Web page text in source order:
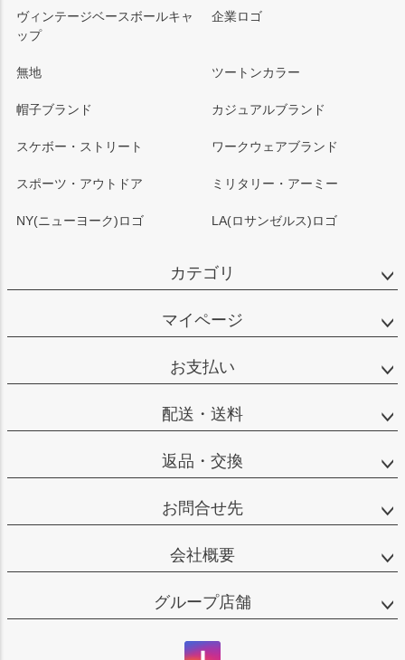
ヴィンテージベースボールキャ
ップ
企業ロゴ
無地 ツートンカラー
帽子ブランド カジュアルブランド
スケボー・ストリート ワークウェアブランド
スポーツ・アウトドア ミリタリー・アーミー
NY(ニューヨーク)ロゴ LA(ロサンゼルス)ロゴ
カテゴリ
マイページ
お支払い
配送・送料
返品・交換
お問合せ先
会社概要
グループ店舗